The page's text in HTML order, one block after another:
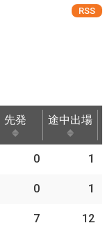
RSS
先発 途中出場
途中出場
0 1
0 1
7 12